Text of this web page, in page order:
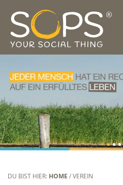
DU BIST HIER: HOME / VEREIN